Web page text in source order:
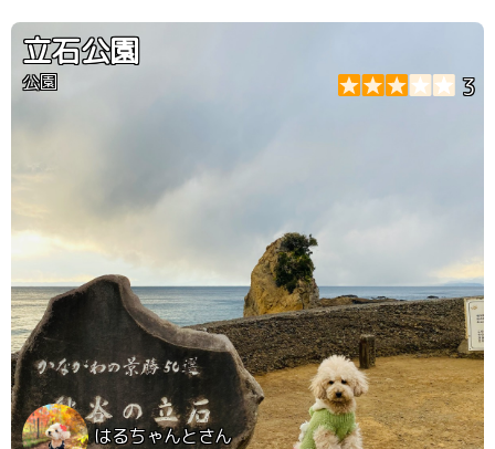
立石公園
公園 3
はるちゃんとさん